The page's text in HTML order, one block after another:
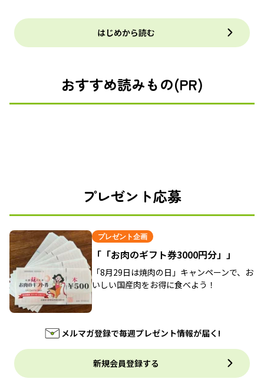
はじめから読む
おすすめ読みもの(PR)
プレゼント応募
プレゼント企画
「「お肉のギフト券3000円分」」
「8月29日は焼肉の日」キャンペーンで、お
いしい国産肉をお得に食べよう！
メルマガ登録で毎週プレゼント情報が届く!
新規会員登録する